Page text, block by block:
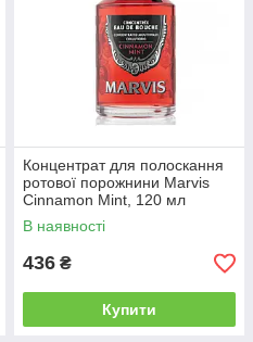
Концентрат для полоскання
ротової порожнини Marvis
Cinnamon Mint, 120 мл
(8004395111572)
В наявності
436 ₴
Купити